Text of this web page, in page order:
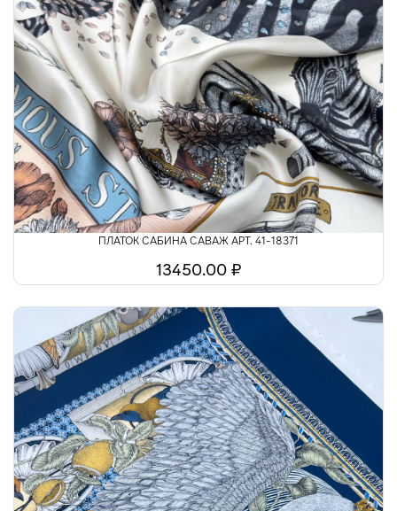
ПЛАТОК САБИНА САВАЖ АРТ. 41-18371
13450.00 ₽